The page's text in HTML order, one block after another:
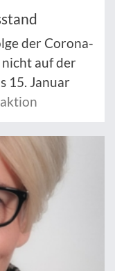
der Corona-
auf der
15. Januar